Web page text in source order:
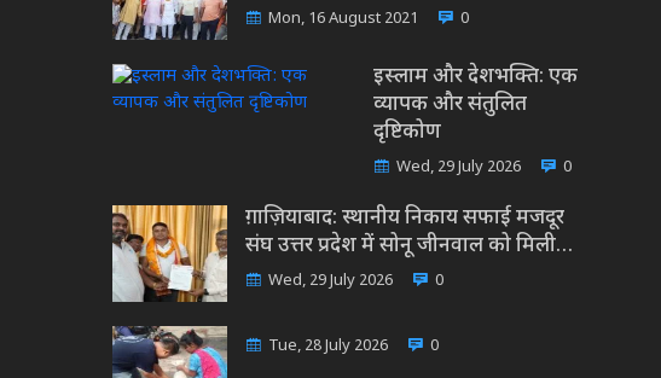
Mon, 16 August 2021 0
इस्लाम और देशभक्ति: एक
व्यापक और संतुलित
दृष्टिकोण
Wed, 29 July 2026 0
ग़ाज़ियाबाद: स्थानीय निकाय सफाई मजदूर
संघ उत्तर प्रदेश में सोनू जीनवाल को मिली…
Wed, 29 July 2026 0
Tue, 28 July 2026 0